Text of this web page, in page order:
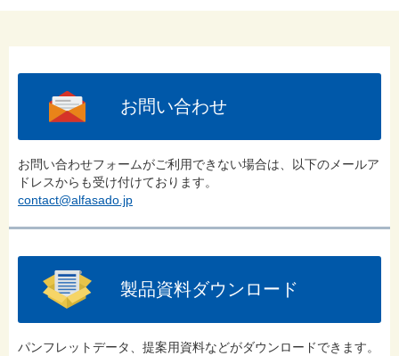
お問い合わせ
お問い合わせフォームがご利用できない場合は、以下のメールア
ドレスからも受け付けております。
contact@alfasado.jp
製品資料ダウンロード
パンフレットデータ、提案用資料などがダウンロードできます。